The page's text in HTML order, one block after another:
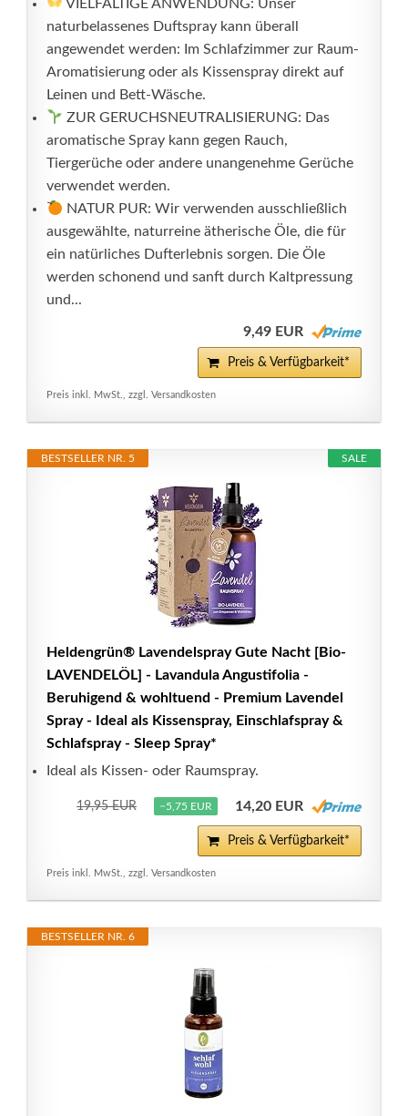
VIELFÄLTIGE ANWENDUNG: Unser
naturbelassenes Duftspray kann überall
angewendet werden: Im Schlafzimmer zur Raum-
Aromatisierung oder als Kissenspray direkt auf
Leinen und Bett-Wäsche.
ZUR GERUCHSNEUTRALISIERUNG: Das
aromatische Spray kann gegen Rauch,
Tiergerüche oder andere unangenehme Gerüche
verwendet werden.
NATUR PUR: Wir verwenden ausschließlich
ausgewählte, naturreine ätherische Öle, die für
ein natürliches Dufterlebnis sorgen. Die Öle
werden schonend und sanft durch Kaltpressung
und...
9,49 EUR
Preis & Verfügbarkeit*
Preis inkl. MwSt., zzgl. Versandkosten
SALE
BESTSELLER NR. 5
Heldengrün® Lavendelspray Gute Nacht [Bio-
LAVENDELÖL] - Lavandula Angustifolia -
Beruhigend & wohltuend - Premium Lavendel
Spray - Ideal als Kissenspray, Einschlafspray &
Schlafspray - Sleep Spray*
Ideal als Kissen- oder Raumspray.
19,95 EUR −5,75 EUR 14,20 EUR
Preis & Verfügbarkeit*
Preis inkl. MwSt., zzgl. Versandkosten
BESTSELLER NR. 6